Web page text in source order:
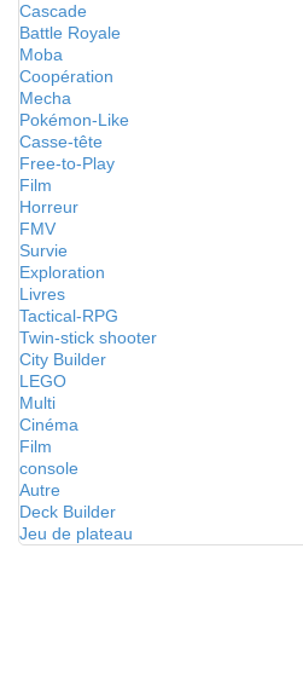
Cascade
Battle Royale
Moba
Coopération
Mecha
Pokémon-Like
Casse-tête
Free-to-Play
Film
Horreur
FMV
Survie
Exploration
Livres
Tactical-RPG
Twin-stick shooter
City Builder
LEGO
Multi
Cinéma
Film
console
Autre
Deck Builder
Jeu de plateau